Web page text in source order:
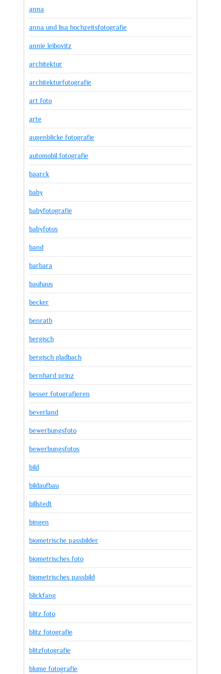
anna
anna und lisa hochzeitsfotografie
annie leibovitz
architektur
architekturfotografie
art foto
arte
augenblicke fotografie
automobil fotografie
baarck
baby
babyfotografie
babyfotos
band
barbara
bauhaus
becker
benrath
bergisch
bergisch gladbach
bernhard prinz
besser fotografieren
beverland
bewerbungsfoto
bewerbungsfotos
bild
bildaufbau
billstedt
bingen
biometrische passbilder
biometrisches foto
biometrisches passbild
blickfang
blitz foto
blitz fotografie
blitzfotografie
blume fotografie